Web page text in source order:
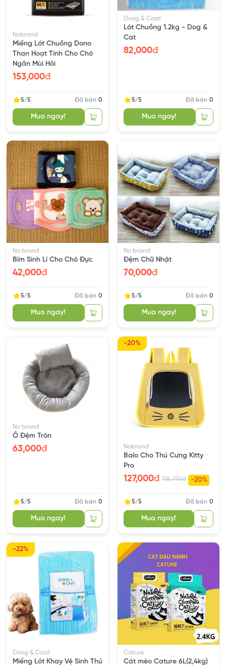
Nobrand
Miếng Lót Chuồng Dono
Than Hoạt Tính Cho Chó
Ngăn Mùi Hôi
153,000đ
5/5 Đã bán 0
Mua ngay!
Doog & Caat
Lót Chuồng 1.2kg - Dog &
Cat
82,000đ
5/5 Đã bán 0
Mua ngay!
No brand
Bỉm Sinh Lí Cho Chó Đực
42,000đ
5/5 Đã bán 0
Mua ngay!
No brand
Đệm Chữ Nhật
70,000đ
5/5 Đã bán 0
Mua ngay!
No brand
Ổ Đệm Tròn
63,000đ
5/5 Đã bán 0
Mua ngay!
-20%
Nobrand
Balo Cho Thú Cưng Kitty
Pro
127,000đ 158,750đ -20%
5/5 Đã bán 0
Mua ngay!
-22%
Doog & Caat
Miếng Lót Khay Vệ Sinh Thú
Cature
Cát mèo Cature 6L(2,4kg)